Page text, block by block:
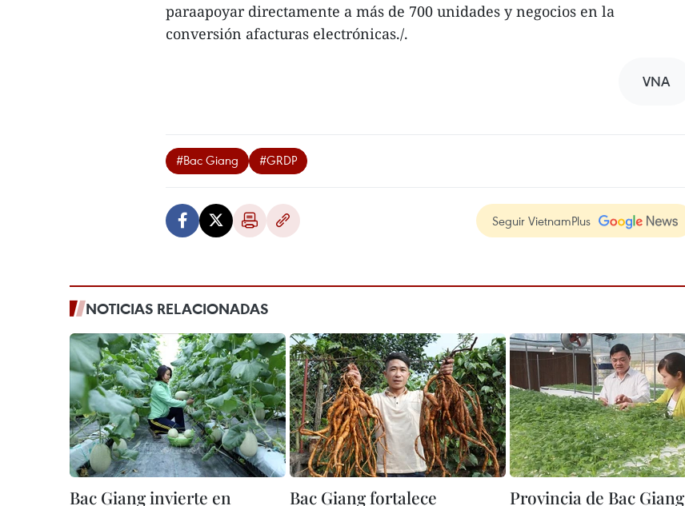
paraapoyar directamente a más de 700 unidades y negocios en la
conversión afacturas electrónicas./.
VNA
#Bac Giang #GRDP
Seguir VietnamPlus
NOTICIAS RELACIONADAS
Bac Giang invierte en Bac Giang fortalece Provincia de Bac Giang